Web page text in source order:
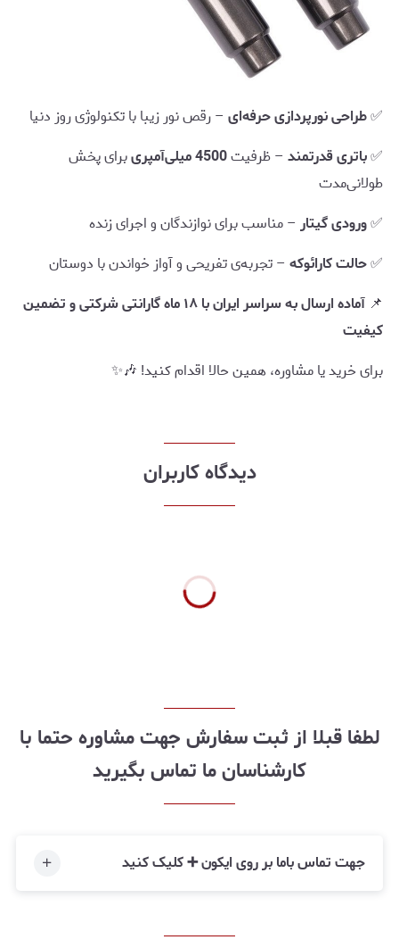
✅طراحی نورپردازی حرفه‌ای– رقص نور زیبا با تکنولوژی روز دنیا
✅باتری قدرتمند– ظرفیت4500 میلی‌آمپری
برای پخش
طولانی‌مدت
✅ورودی گیتار– مناسب برای نوازندگان و اجرای زنده
✅حالت کارائوکه– تجربه‌ی تفریحی و آواز خواندن با دوستان
📌
آماده ارسال به سراسر ایران با ۱۸ ماه گارانتی شرکتی و تضمین
کیفیت
برای خرید یا مشاوره، همین حالا اقدام کنید! 🎶✨
دیدگاه کاربران
لطفا قبلا از ثبت سفارش جهت مشاوره حتما با
کارشناسان ما تماس بگیرید
جهت تماس باما بر روی ایکون ➕ کلیک کنید